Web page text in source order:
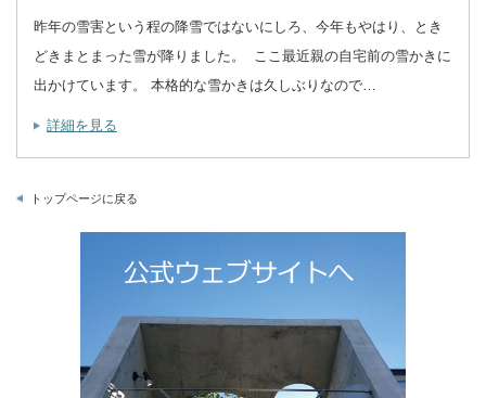
昨年の雪害という程の降雪ではないにしろ、今年もやはり、とき
どきまとまった雪が降りました。 ここ最近親の自宅前の雪かきに
出かけています。 本格的な雪かきは久しぶりなので…
詳細を見る
トップページに戻る